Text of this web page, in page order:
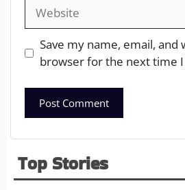
Save my name, email, and
browser for the next time
Top Stories